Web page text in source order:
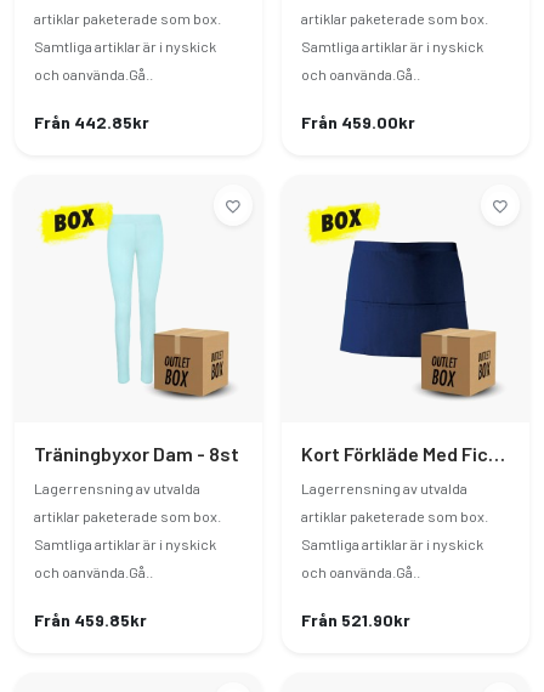
artiklar paketerade som box.
Samtliga artiklar är i nyskick
och oanvända.Gå..
Från 442.85kr
artiklar paketerade som box.
Samtliga artiklar är i nyskick
och oanvända.Gå..
Från 459.00kr
Träningbyxor Dam - 8st
Lagerrensning av utvalda
artiklar paketerade som box.
Samtliga artiklar är i nyskick
och oanvända.Gå..
Från 459.85kr
Kort Förkläde Med Fickor - 13st
Lagerrensning av utvalda
artiklar paketerade som box.
Samtliga artiklar är i nyskick
och oanvända.Gå..
Från 521.90kr